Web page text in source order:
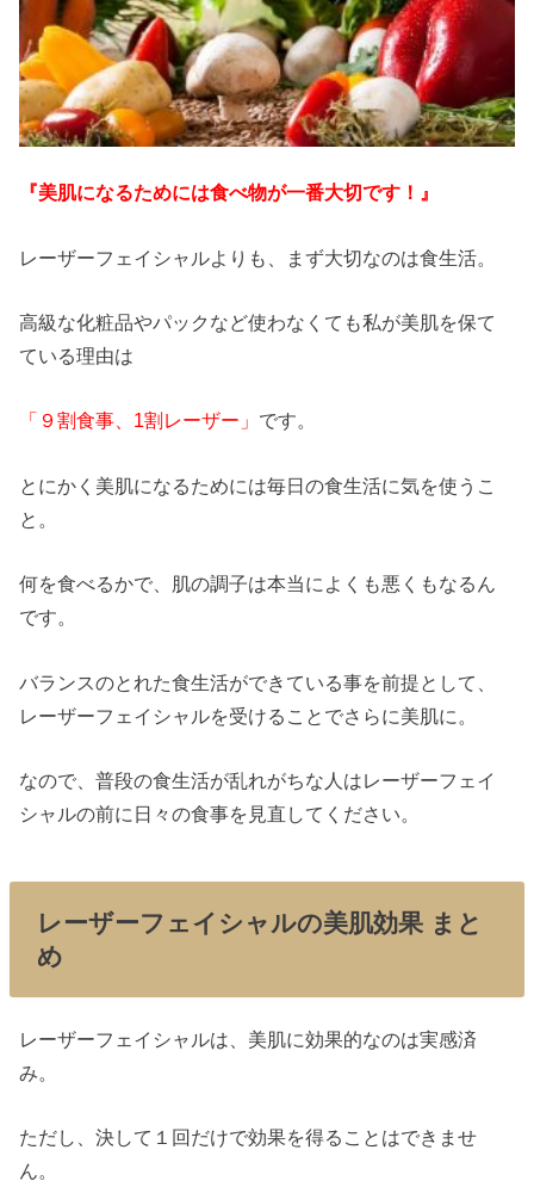
『美肌になるためには食べ物が一番大切です！』
レーザーフェイシャルよりも、まず大切なのは食生活。
高級な化粧品やパックなど使わなくても私が美肌を保て
ている理由は
「９割食事、1割レーザー」 です。
とにかく美肌になるためには毎日の食生活に気を使うこ
と。
何を食べるかで、肌の調子は本当によくも悪くもなるん
です。
バランスのとれた食生活ができている事を前提として、
レーザーフェイシャルを受けることでさらに美肌に。
なので、普段の食生活が乱れがちな人はレーザーフェイ
シャルの前に日々の食事を見直してください。
レーザーフェイシャルの美肌効果 まと
め
レーザーフェイシャルは、美肌に効果的なのは実感済
み。
ただし、決して１回だけで効果を得ることはできませ
ん。